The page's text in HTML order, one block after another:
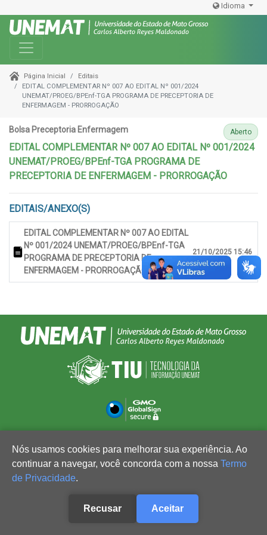
Idioma
Toggle navigation
Página Inicial
Editais
EDITAL COMPLEMENTAR Nº 007 AO EDITAL Nº 001/2024
UNEMAT/PROEG/BPEnf-TGA PROGRAMA DE PRECEPTORIA DE
ENFERMAGEM - PRORROGAÇÃO
Bolsa Preceptoria Enfermagem Aberto
EDITAL COMPLEMENTAR Nº 007 AO EDITAL Nº 001/2024
UNEMAT/PROEG/BPEnf-TGA PROGRAMA DE
PRECEPTORIA DE ENFERMAGEM - PRORROGAÇÃO
EDITAIS/ANEXO(S)
EDITAL COMPLEMENTAR Nº 007 AO EDITAL
Nº 001/2024 UNEMAT/PROEG/BPEnf-TGA
PROGRAMA DE PRECEPTORIA DE
ENFERMAGEM - PRORROGAÇÃO
21/10/2025 15:46
Nós usamos cookies para melhorar sua experiência. Ao
continuar a navegar, você concorda com a nossa Termo
de Privacidade.
Recusar Aceitar